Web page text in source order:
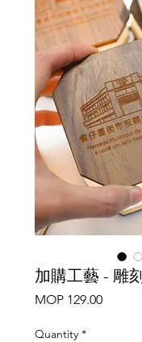
加購工藝 - 雕刻
MOP 129.00Price
Quantity *